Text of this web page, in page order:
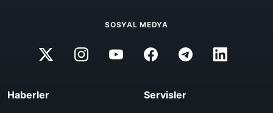
SOSYAL MEDYA
Haberler Servisler